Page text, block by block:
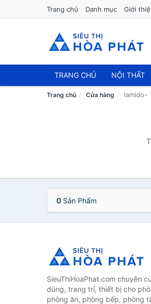
Trang chủ Danh mục Giới
TRANG CHỦ NỘI THẤT
Trang chủ Cửa hàng lamido-
0 Sản Phẩm
SieuThiHoaPhat.com chuyên
dùng, trang trí, thiết bị cho
phòng ăn, phòng bếp, phòng